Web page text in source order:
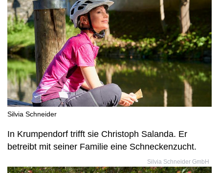
Silvia Schneider
In Krumpendorf trifft sie Christoph Salanda. Er
betreibt mit seiner Familie eine Schneckenzucht.
Silvia Schneider GmbH